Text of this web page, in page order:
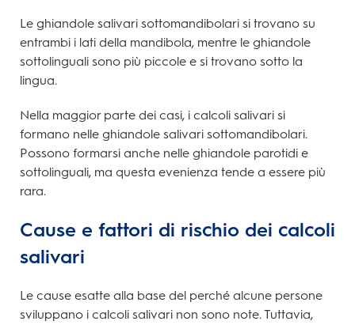
Le ghiandole salivari sottomandibolari si trovano su
entrambi i lati della mandibola, mentre le ghiandole
sottolinguali sono più piccole e si trovano sotto la
lingua.
Nella maggior parte dei casi, i calcoli salivari si
formano nelle ghiandole salivari sottomandibolari.
Possono formarsi anche nelle ghiandole parotidi e
sottolinguali, ma questa evenienza tende a essere più
rara.
Cause e fattori di rischio dei calcoli
salivari
Le cause esatte alla base del perché alcune persone
sviluppano i calcoli salivari non sono note. Tuttavia,